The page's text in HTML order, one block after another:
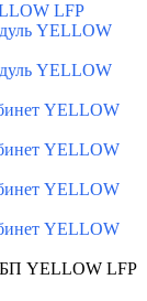
LFP
YELLOW
YELLOW
YELLOW
YELLOW
YELLOW
YELLOW
YELLOW LFP